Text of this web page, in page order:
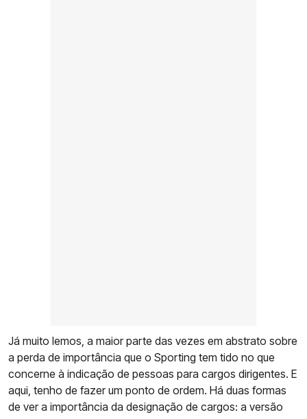
Já muito lemos, a maior parte das vezes em abstrato sobre
a perda de importância que o Sporting tem tido no que
concerne à indicação de pessoas para cargos dirigentes. E
aqui, tenho de fazer um ponto de ordem. Há duas formas
de ver a importância da designação de cargos: a versão